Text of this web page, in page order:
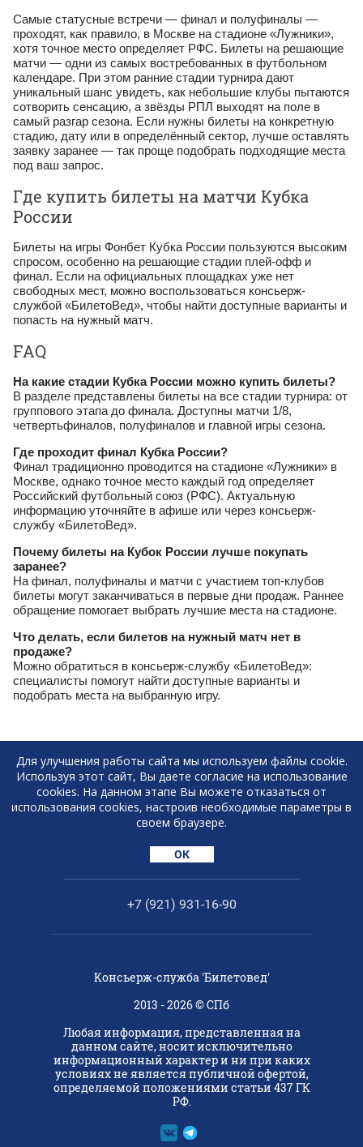
Самые статусные встречи — финал и полуфиналы —
проходят, как правило, в Москве на стадионе «Лужники»,
хотя точное место определяет РФС. Билеты на решающие
матчи — одни из самых востребованных в футбольном
календаре. При этом ранние стадии турнира дают
уникальный шанс увидеть, как небольшие клубы пытаются
сотворить сенсацию, а звёзды РПЛ выходят на поле в
самый разгар сезона. Если нужны билеты на конкретную
стадию, дату или в определённый сектор, лучше оставлять
заявку заранее — так проще подобрать подходящие места
под ваш запрос.
Где купить билеты на матчи Кубка
России
Билеты на игры Фонбет Кубка России пользуются высоким
спросом, особенно на решающие стадии плей-офф и
финал. Если на официальных площадках уже нет
свободных мест, можно воспользоваться консьерж-
службой «БилетоВед», чтобы найти доступные варианты и
попасть на нужный матч.
FAQ
На какие стадии Кубка России можно купить билеты?
В разделе представлены билеты на все стадии турнира: от
группового этапа до финала. Доступны матчи 1/8,
четвертьфиналов, полуфиналов и главной игры сезона.
Где проходит финал Кубка России?
Финал традиционно проводится на стадионе «Лужники» в
Москве, однако точное место каждый год определяет
Российский футбольный союз (РФС). Актуальную
информацию уточняйте в афише или через консьерж-
службу «БилетоВед».
Почему билеты на Кубок России лучше покупать
заранее?
На финал, полуфиналы и матчи с участием топ-клубов
билеты могут заканчиваться в первые дни продаж. Раннее
обращение помогает выбрать лучшие места на стадионе.
Что делать, если билетов на нужный матч нет в
продаже?
Можно обратиться в консьерж-службу «БилетоВед»:
специалисты помогут найти доступные варианты и
подобрать места на выбранную игру.
РАССЫЛКА ВЫГОДНЫХ ПРЕДЛОЖЕНИЙ
В TELEGRAM
ПОДПИСАТЬСЯ
+7 (921) 931-16-90
Консьерж-служба 'Билетовед'
2013 - 2026 © СПб
Любая информация, представленная на
данном сайте, носит исключительно
информационный характер и ни при каких
условиях не является публичной офертой,
определяемой положениями статьи 437 ГК
РФ.
Для улучшения работы сайта мы используем файлы cookie.
Используя этот сайт, Вы даете согласие на использование
cookies. На данном этапе Вы можете отказаться от
использования cookies, настроив необходимые параметры в
своем браузере.
ОК